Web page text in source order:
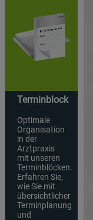
Terminblock
Optimale
Organisation
in der
Arztpraxis
mit unseren
Terminblöcken.
Erfahren Sie,
wie Sie mit
übersichtlicher
Terminplanung
und